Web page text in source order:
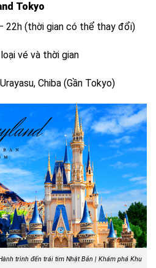
Tokyo
22h (thời gian có thể thay đổi)
vé và thời gian
Chiba (Gần Tokyo)
trình đến trái tim Nhật Bản | Khám phá Khu